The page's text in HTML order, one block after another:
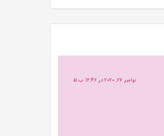
نوامبر 26, 2020 در 12:46 ب.ظ